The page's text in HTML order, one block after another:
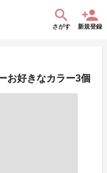
さがす 新規登録
お好きなカラー3個